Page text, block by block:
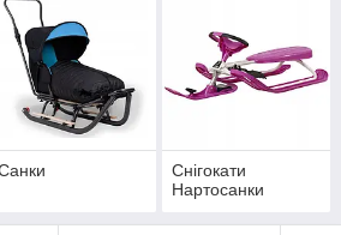
Снігокати
Нартосанки